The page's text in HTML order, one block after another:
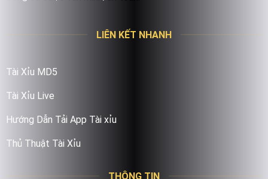
LIÊN KẾT NHANH
Tài Xỉu MD5
Tài Xỉu Live
Hướng Dẫn Tải App Tài xỉu
Thủ Thuật Tài Xỉu
THÔNG TIN